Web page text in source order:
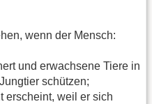
wenn der Mensch:
und erwachsene Tiere in
schützen;
erscheint, weil er sich